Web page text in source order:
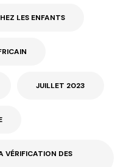
LES ENFANTS
JUILLET 2023
VÉRIFICATION DES